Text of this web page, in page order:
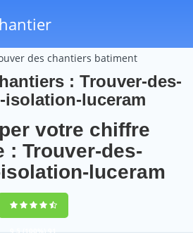
des chantiers batiment
: Trouver-des-
isolation-luceram
votre chiffre
: Trouver-des-
luceram
9,5(100%)91